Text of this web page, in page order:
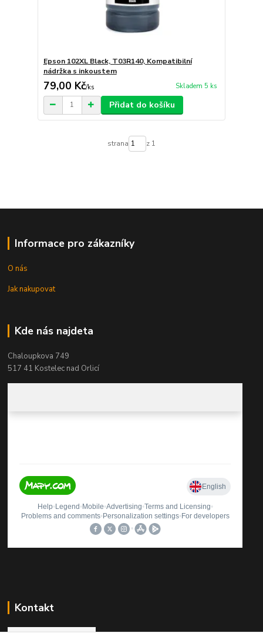
Epson 102XL Black, T03R140, Kompatibilní
nádržka s inkoustem
79,00 Kč/ks Skladem 5 ks
Přidat do košíku
strana z 1
Informace pro zákazníky
O nás
Jak nakupovat
Kde nás najdeta
Chaloupkova 749
517 41 Kostelec nad Orlicí
Kontakt